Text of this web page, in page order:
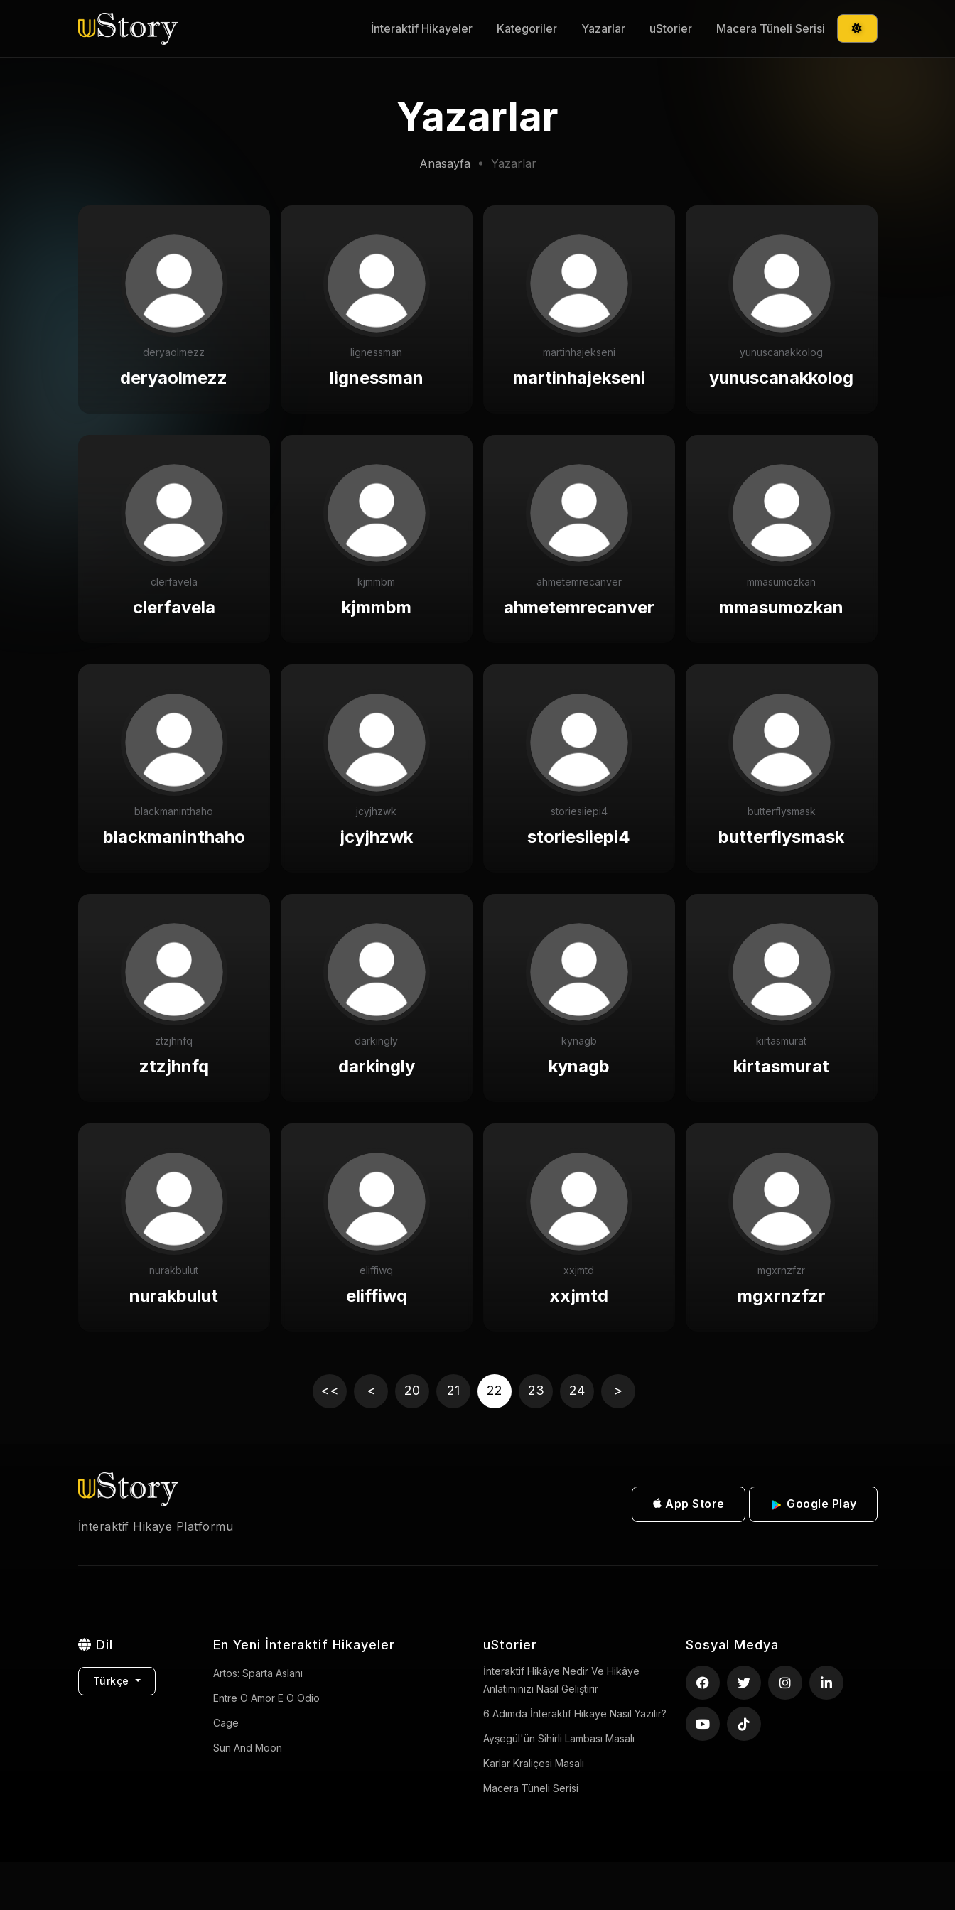
İnteraktif Hikayeler Kategoriler Yazarlar uStorier Macera Tüneli Serisi
Yazarlar
Anasayfa Yazarlar
deryaolmezz
deryaolmezz
lignessman
lignessman
martinhajekseni
martinhajekseni
yunuscanakkolog
yunuscanakkolog
clerfavela
clerfavela
kjmmbm
kjmmbm
ahmetemrecanver
ahmetemrecanver
mmasumozkan
mmasumozkan
blackmaninthaho
blackmaninthaho
jcyjhzwk
jcyjhzwk
storiesiiepi4
storiesiiepi4
butterflysmask
butterflysmask
ztzjhnfq
ztzjhnfq
darkingly
darkingly
kynagb
kynagb
kirtasmurat
kirtasmurat
nurakbulut
nurakbulut
eliffiwq
eliffiwq
xxjmtd
xxjmtd
mgxrnzfzr
mgxrnzfzr
<< < 20 21 22 23 24 >
İnteraktif Hikaye Platformu
App Store Google Play
Dil
Türkçe
En Yeni İnteraktif Hikayeler
Artos: Sparta Aslanı
Entre O Amor E O Odio
Cage
Sun And Moon
uStorier
İnteraktif Hikâye Nedir Ve Hikâye
Anlatımınızı Nasıl Geliştirir
6 Adımda İnteraktif Hikaye Nasıl Yazılır?
Ayşegül'ün Sihirli Lambası Masalı
Karlar Kraliçesi Masalı
Macera Tüneli Serisi
Sosyal Medya